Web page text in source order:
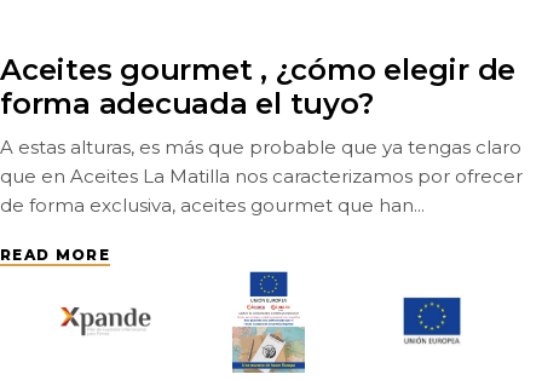
Aceites gourmet , ¿cómo elegir de
forma adecuada el tuyo?
A estas alturas, es más que probable que ya tengas claro
que en Aceites La Matilla nos caracterizamos por ofrecer
de forma exclusiva, aceites gourmet que han...
READ MORE